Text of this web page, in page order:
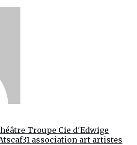
Troupe Cie d'Edwige
association art artistes